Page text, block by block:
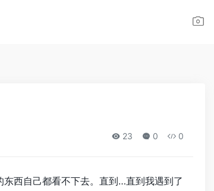
23 0 0
西自己都看不下去。直到…直到我遇到了